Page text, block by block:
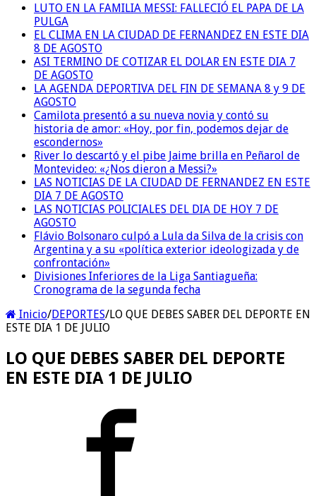
LUTO EN LA FAMILIA MESSI: FALLECIÓ EL PAPA DE LA
PULGA
EL CLIMA EN LA CIUDAD DE FERNANDEZ EN ESTE DIA
8 DE AGOSTO
ASI TERMINO DE COTIZAR EL DOLAR EN ESTE DIA 7
DE AGOSTO
LA AGENDA DEPORTIVA DEL FIN DE SEMANA 8 y 9 DE
AGOSTO
Camilota presentó a su nueva novia y contó su
historia de amor: «Hoy, por fin, podemos dejar de
escondernos»
River lo descartó y el pibe Jaime brilla en Peñarol de
Montevideo: «¿Nos dieron a Messi?»
LAS NOTICIAS DE LA CIUDAD DE FERNANDEZ EN ESTE
DIA 7 DE AGOSTO
LAS NOTICIAS POLICIALES DEL DIA DE HOY 7 DE
AGOSTO
Flávio Bolsonaro culpó a Lula da Silva de la crisis con
Argentina y a su «política exterior ideologizada y de
confrontación»
Divisiones Inferiores de la Liga Santiagueña:
Cronograma de la segunda fecha
Inicio/DEPORTES/LO QUE DEBES SABER DEL DEPORTE EN
ESTE DIA 1 DE JULIO
LO QUE DEBES SABER DEL DEPORTE
EN ESTE DIA 1 DE JULIO